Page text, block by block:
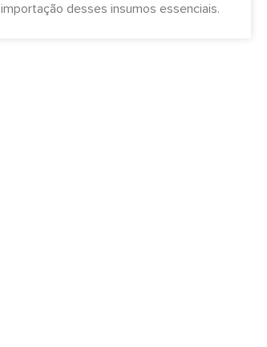
importação desses insumos essenciais.